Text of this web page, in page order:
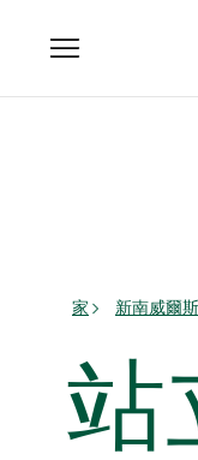
Toggle
navigation
家 新南威爾
站